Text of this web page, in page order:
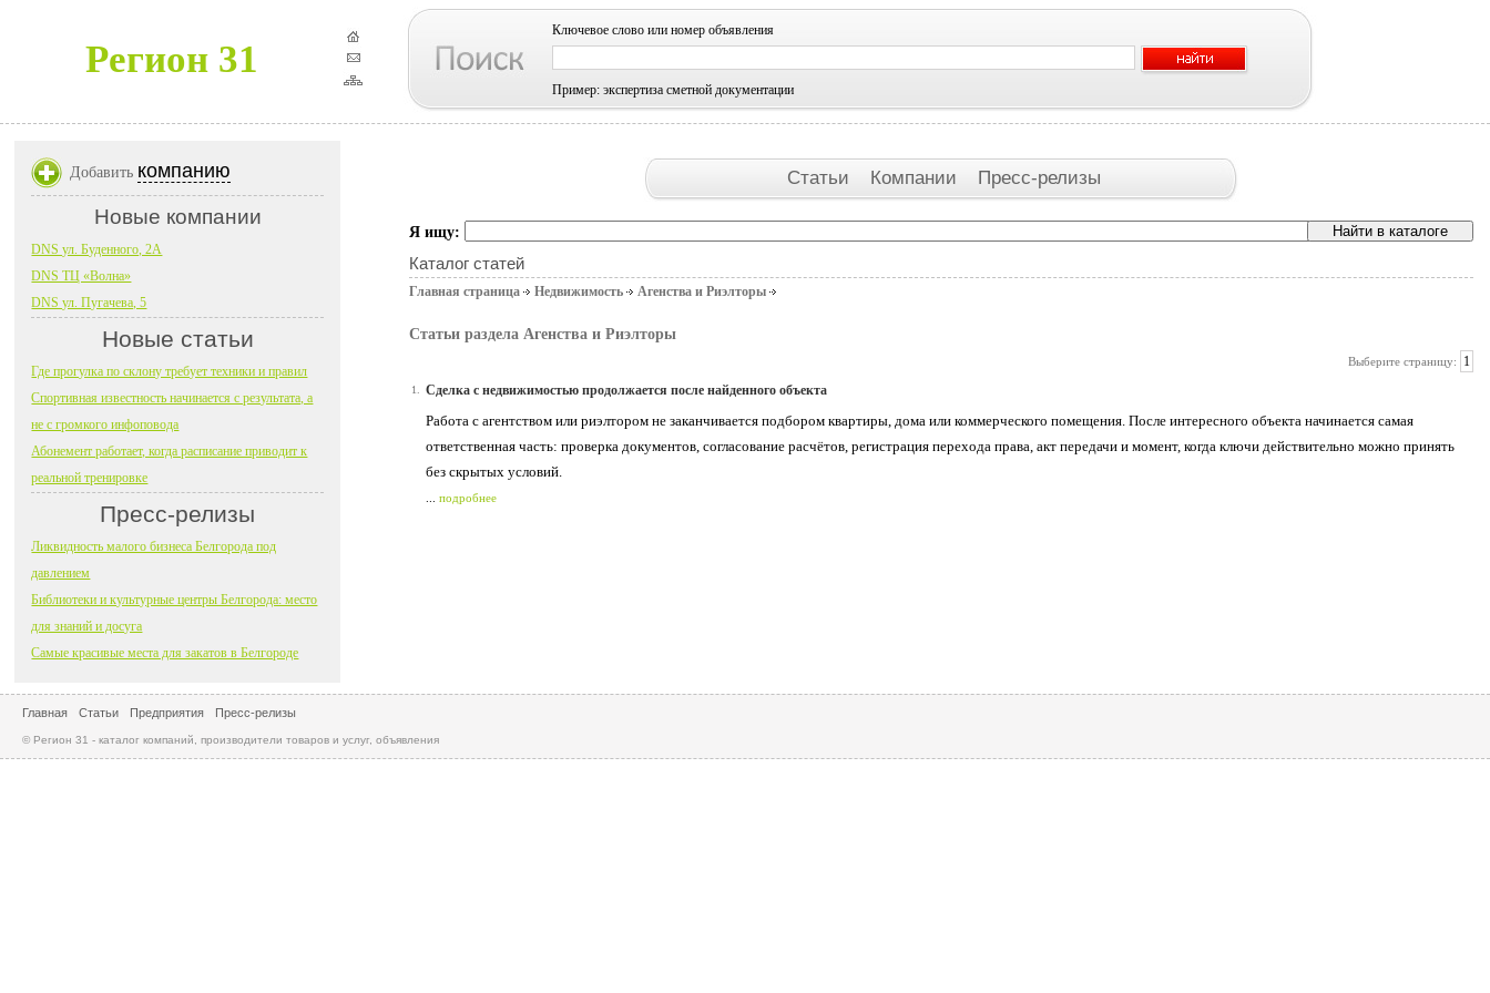
Регион 31
Ключевое слово или номер объявления
Пример: экспертиза сметной документации
Статьи Компании Пресс-релизы
Я ищу:
Каталог статей
Главная страница Недвижимость Агенства и Риэлторы
Статьи раздела Агенства и Риэлторы
Выберите страницу: 1
1. Сделка с недвижимостью продолжается после найденного объекта
Работа с агентством или риэлтором не заканчивается подбором квартиры, дома или коммерческого помещения. После интересного объекта начинается самая
ответственная часть: проверка документов, согласование расчётов, регистрация перехода права, акт передачи и момент, когда ключи действительно можно принять
без скрытых условий.
подробнее
Добавить компанию
Новые компании
DNS ул. Буденного, 2А
DNS ТЦ «Волна»
DNS ул. Пугачева, 5
Новые статьи
Где прогулка по склону требует техники и правил
Спортивная известность начинается с результата, а
не с громкого инфоповода
Абонемент работает, когда расписание приводит к
реальной тренировке
Пресс-релизы
Ликвидность малого бизнеса Белгорода под
давлением
Библиотеки и культурные центры Белгорода: место
для знаний и досуга
Самые красивые места для закатов в Белгороде
Главная Статьи Предприятия Пресс-релизы
© Регион 31 - каталог компаний, производители товаров и услуг, объявления